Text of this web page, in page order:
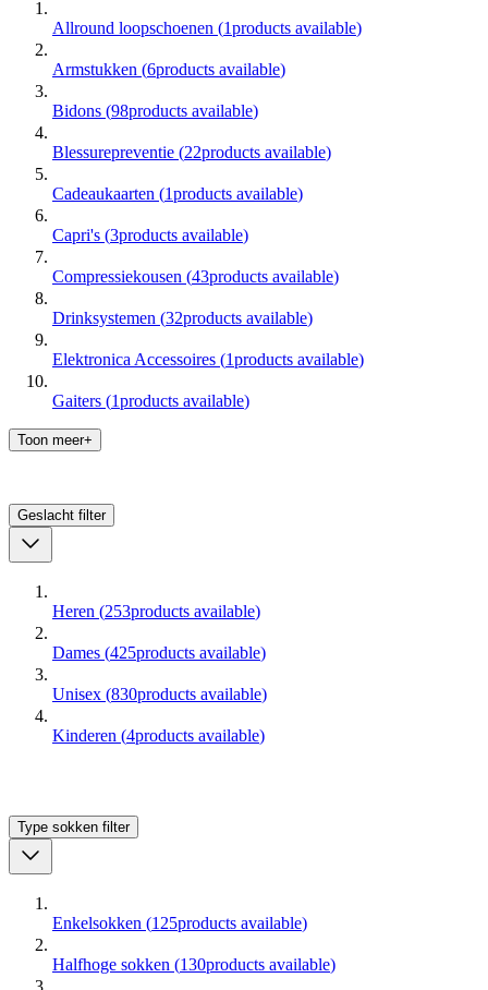
Allround loopschoenen (1products available)
Armstukken (6products available)
Bidons (98products available)
Blessurepreventie (22products available)
Cadeaukaarten (1products available)
Capri's (3products available)
Compressiekousen (43products available)
Drinksystemen (32products available)
Elektronica Accessoires (1products available)
Gaiters (1products available)
Toon meer+
Geslacht filter
Heren (253products available)
Dames (425products available)
Unisex (830products available)
Kinderen (4products available)
Type sokken filter
Enkelsokken (125products available)
Halfhoge sokken (130products available)